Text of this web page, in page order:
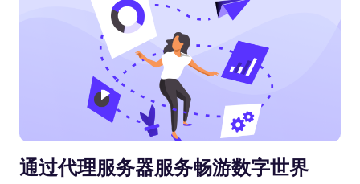
通过代理服务器服务畅游数字世界